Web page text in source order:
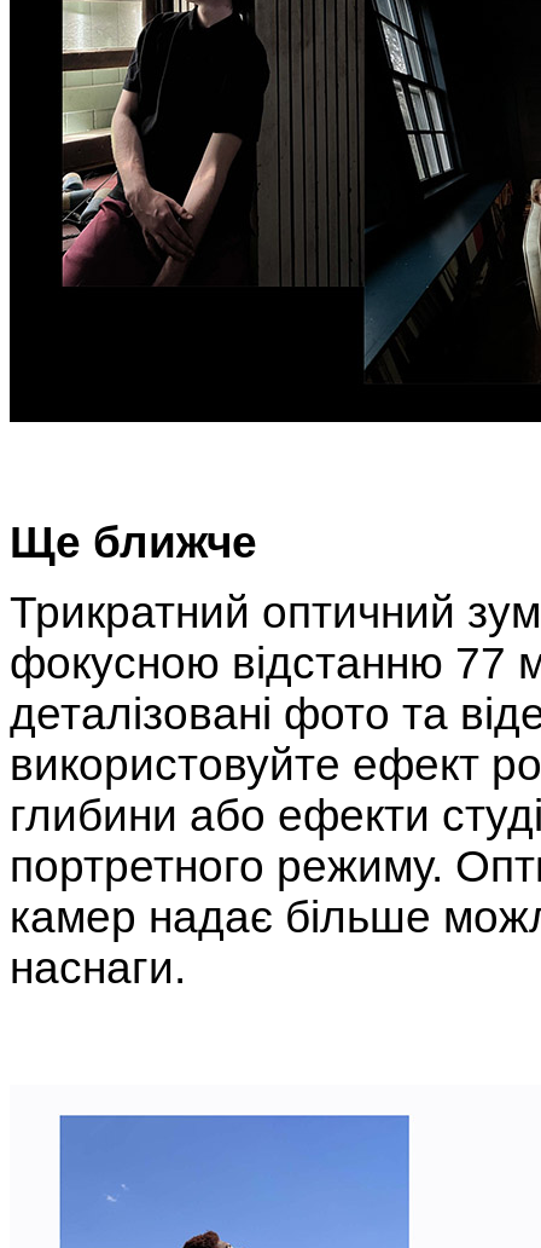
Ще ближче
Трикратний оптичний
фокусною відстанню 77
деталізовані фото та
використовуйте ефект
глибини або ефекти
портретного режиму.
камер надає більше
наснаги.